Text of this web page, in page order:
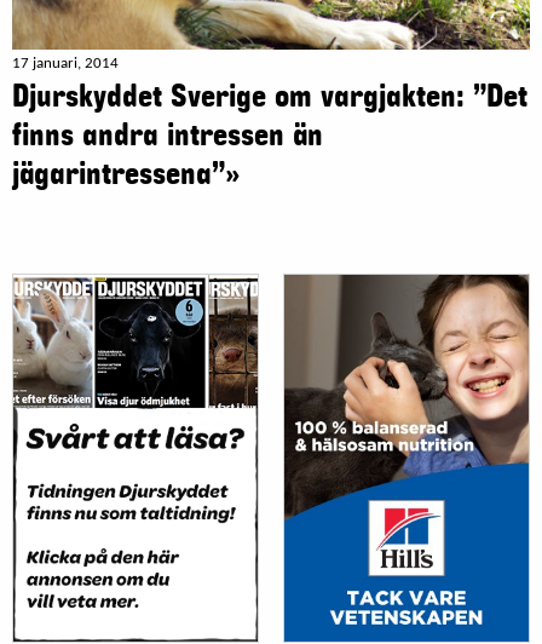
17 januari, 2014
Djurskyddet Sverige om vargjakten: ”Det
finns andra intressen än
jägarintressena”»